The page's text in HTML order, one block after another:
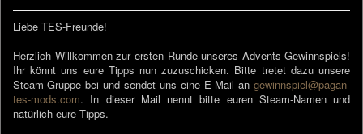
Liebe TES-Freunde!
Herzlich Willkommen zur ersten Runde unseres Advents-Gewinnspiels!
Ihr könnt uns eure Tipps nun zuzuschicken. Bitte tretet dazu unsere
Steam-Gruppe bei und sendet uns eine E-Mail an gewinnspiel@pagan-
tes-mods.com. In dieser Mail nennt bitte euren Steam-Namen und
natürlich eure Tipps.